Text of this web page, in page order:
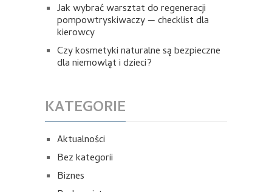
Jak wybrać warsztat do regeneracji
pompowtryskiwaczy — checklist dla
kierowcy
Czy kosmetyki naturalne są bezpieczne
dla niemowląt i dzieci?
KATEGORIE
Aktualności
Bez kategorii
Biznes